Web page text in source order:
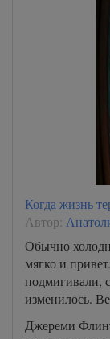
Когда жизнь
Автор:
Обычно
мягко и
подмигивали,
изменилось.
Джереми